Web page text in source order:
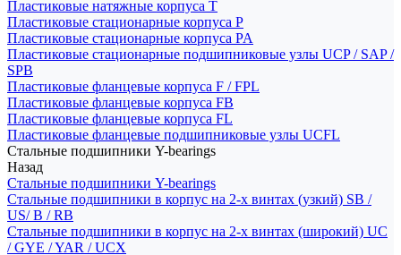
Пластиковые натяжные корпуса T
Пластиковые стационарные корпуса P
Пластиковые стационарные корпуса PA
Пластиковые стационарные подшипниковые узлы UCP / SAP /
SPB
Пластиковые фланцевые корпуса F / FPL
Пластиковые фланцевые корпуса FB
Пластиковые фланцевые корпуса FL
Пластиковые фланцевые подшипниковые узлы UCFL
Стальные подшипники Y-bearings
Назад
Стальные подшипники Y-bearings
Стальные подшипники в корпус на 2-х винтах (узкий) SB /
US/ B / RB
Стальные подшипники в корпус на 2-х винтах (широкий) UC
/ GYE / YAR / UCX